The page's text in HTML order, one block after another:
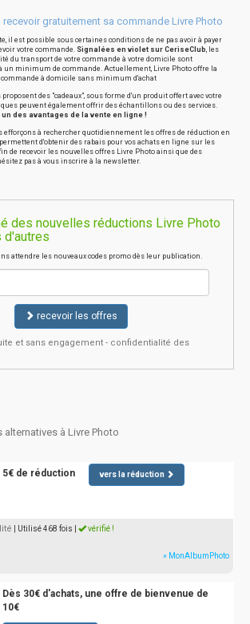
gratuitement sa commande Livre Photo
il est possible sous certaines conditions de ne pas avoir à payer
votre commande. Signalées en violet sur CeriseClub, les
du transport de votre commande à votre domicile sont
un minimum de commande. Actuellement, Livre Photo offre la
à domicile sans minimum d'achat
des "cadeaux", sous forme d'un produit offert avec votre
peuvent également offrir des échantillons ou des services.
des avantages de la vente en ligne !
efforçons à rechercher quotidiennement les offres de réduction en
d'obtenir des rabais pour vos achats en ligne sur les
de recevoir les nouvelles offres Livre Photo ainsi que des
pas à vous inscrire à la newsletter.
des nouvelles réductions Livre Photo
attendre les nouveaux codes promo dès leur publication.
recevoir les offres
et sans engagement - confidentialité des
à Livre Photo
5€ de réduction vers la réduction
| Utilisé 468 fois vérifié !
» MonAlbumPhoto
Dès 30€ d'achats, une offre de bienvenue de
10€